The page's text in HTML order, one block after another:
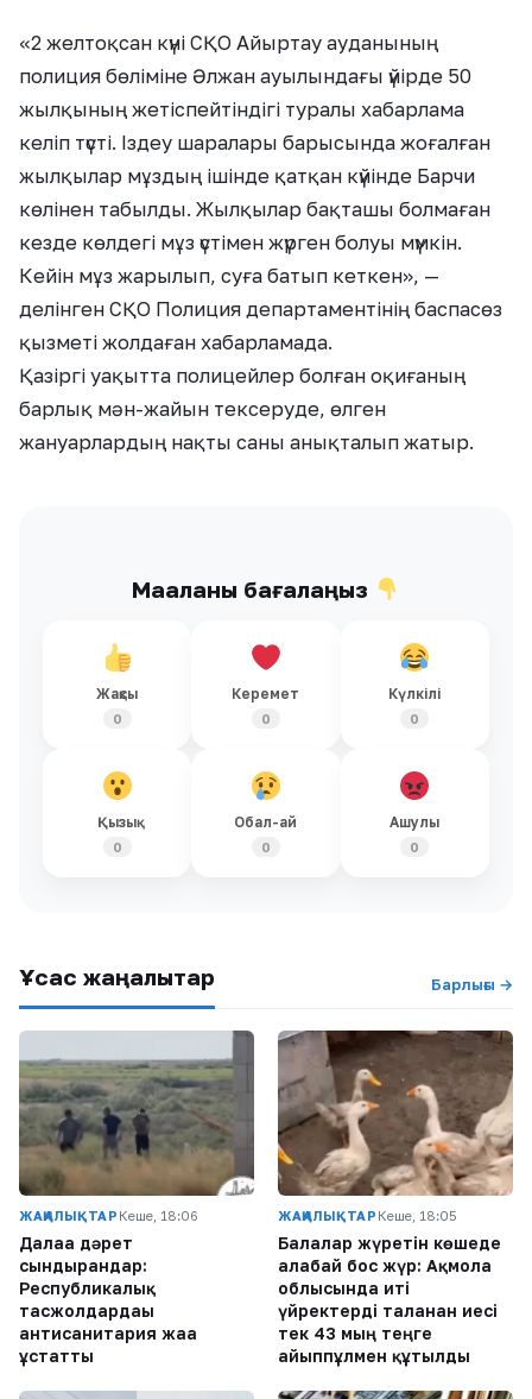
«2 желтоқсан күні СҚО Айыртау ауданының
полиция бөліміне Әлжан ауылындағы үйірде 50
жылқының жетіспейтіндігі туралы хабарлама
келіп түсті. Іздеу шаралары барысында жоғалған
жылқылар мұздың ішінде қатқан күйінде Барчи
көлінен табылды. Жылқылар бақташы болмаған
кезде көлдегі мұз үстімен жүрген болуы мүмкін.
Кейін мұз жарылып, суға батып кеткен», —
делінген СҚО Полиция департаментінің баспасөз
қызметі жолдаған хабарламада.
Қазіргі уақытта полицейлер болған оқиғаның
барлық мән-жайын тексеруде, өлген
жануарлардың нақты саны анықталып жатыр.
Мақаланы бағалаңыз
Жақсы
0
Керемет
0
Күлкілі
0
Қызық
0
Обал-ай
0
Ашулы
0
Ұқсас жаңалықтар Барлығы →
ЖАҢАЛЫҚТАР Кеше, 18:06
Далаға дәрет
сындырғандар:
Республикалық
тасжолдардағы
антисанитария жаға
ұстатты
ЖАҢАЛЫҚТАР Кеше, 18:05
Балалар жүретін көшеде
алабай бос жүр: Ақмола
облысында иті
үйректерді таланған иесі
тек 43 мың теңге
айыппұлмен құтылды